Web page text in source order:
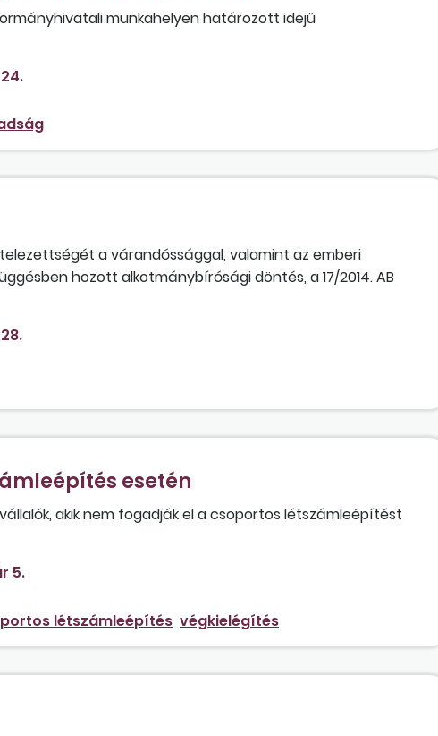
munkahelyen határozott idejű
a várandóssággal, valamint az emberi
hozott alkotmánybírósági döntés, a 17/2014. AB
esetén
akik nem fogadják el a csoportos létszámleépítést
és ezért sor kerül az elbocsátásukra?
5.
létszámleépítés végkielégítés